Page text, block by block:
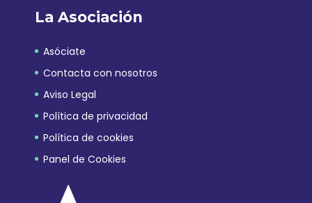
La Asociación
Asóciate
Contacta con nosotros
Aviso Legal
Política de privacidad
Política de cookies
Panel de Cookies